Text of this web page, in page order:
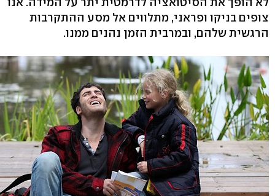
צופים בניקו ופראני, מתלווים אל מסע ההתקרבות
הרגשית שלהם, ובמרבית הזמן נהנים ממנו.